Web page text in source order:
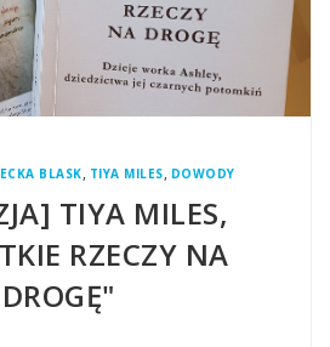
BLASK, TIYA MILES, DOWODY
TIYA MILES,
RZECZY NA
DROGĘ"